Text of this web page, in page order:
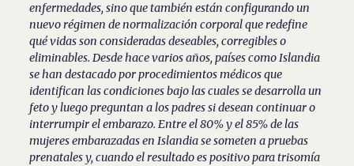
enfermedades, sino que también están configurando un
nuevo régimen de normalización corporal que redefine
qué vidas son consideradas deseables, corregibles o
eliminables. Desde hace varios años, países como Islandia
se han destacado por procedimientos médicos que
identifican las condiciones bajo las cuales se desarrolla un
feto y luego preguntan a los padres si desean continuar o
interrumpir el embarazo. Entre el 80% y el 85% de las
mujeres embarazadas en Islandia se someten a pruebas
prenatales y, cuando el resultado es positivo para trisomía